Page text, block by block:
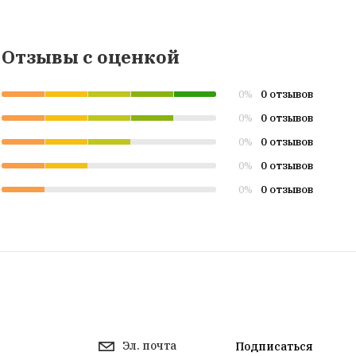
Отзывы с оценкой
0% 0 отзывов
0% 0 отзывов
0% 0 отзывов
0% 0 отзывов
0% 0 отзывов
Подписаться